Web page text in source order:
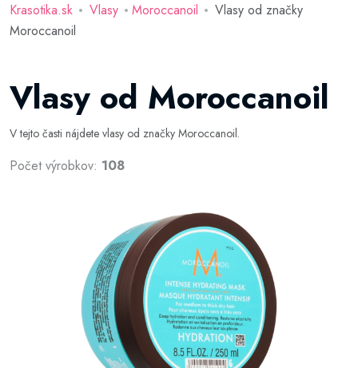
Krasotika.sk Vlasy Moroccanoil
Vlasy od značky
Moroccanoil
Vlasy od Moroccanoil
V tejto časti nájdete vlasy od značky Moroccanoil.
Počet výrobkov: 108